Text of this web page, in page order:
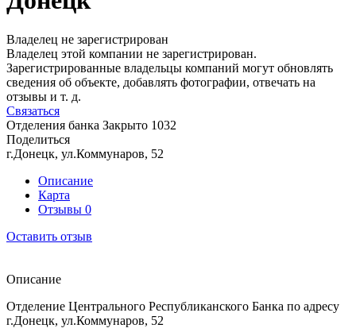
Владелец не зарегистрирован
Владелец этой компании не зарегистрирован.
Зарегистрированные владельцы компаний могут обновлять
сведения об объекте, добавлять фотографии, отвечать на
отзывы и т. д.
Связаться
Отделения банка Закрыто 1032
Поделиться
г.Донецк, ул.Коммунаров, 52
Описание
Карта
Отзывы 0
Оставить отзыв
Описание
Отделение Центрального Республиканского Банка по адресу
г.Донецк, ул.Коммунаров, 52